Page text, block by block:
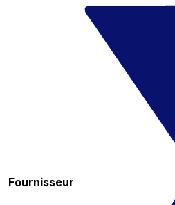
Fournisseur